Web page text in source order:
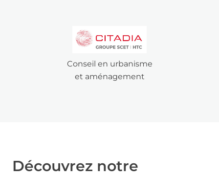
Conseil en urbanisme
et aménagement
Découvrez notre